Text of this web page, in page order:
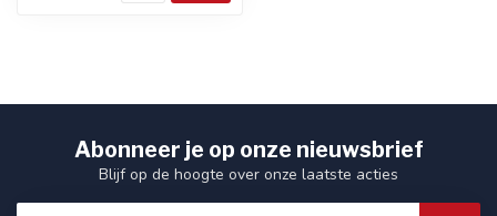
Abonneer je op onze nieuwsbrief
Blijf op de hoogte over onze laatste acties